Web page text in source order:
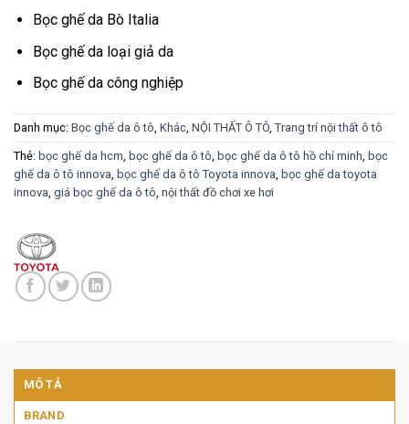
Bọc ghế da Bò Italia
Bọc ghế da loại giả da
Bọc ghế da công nghiệp
Danh mục: Bọc ghế da ô tô, Khác, NỘI THẤT Ô TÔ, Trang trí nội thất ô tô
Thẻ: bọc ghế da hcm, bọc ghế da ô tô, bọc ghế da ô tô hồ chí minh, bọc
ghế da ô tô innova, bọc ghế da ô tô Toyota innova, bọc ghế da toyota
innova, giá bọc ghế da ô tô, nội thất đồ chơi xe hơi
MÔ TẢ
BRAND